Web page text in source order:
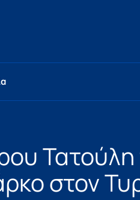
Τατούλη
στον